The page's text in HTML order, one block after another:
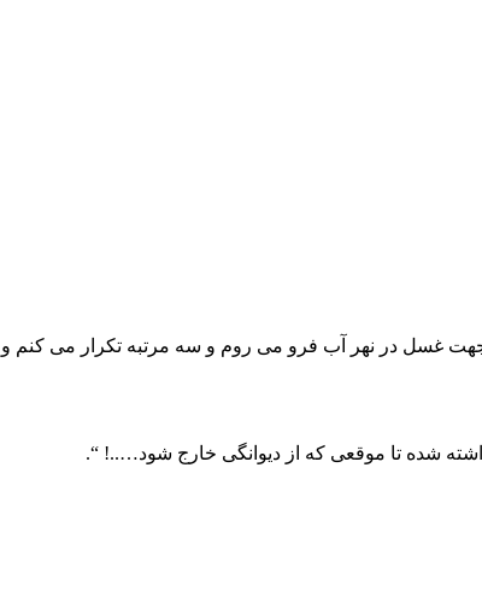
در نهر آب فرو می روم و سه مرتبه تکرار می کنم و
شده تا موقعی که از دیوانگی خارج شود…..! “.